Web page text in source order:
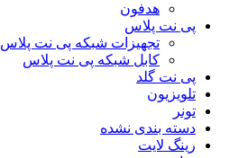
هدفون
پی نت پلاس
تجهیزات شبکه پی نت پلاس
کابل شبکه پی نت پلاس
پی نت گلد
تلویزیون
تونر
دسته بندی نشده
رینگ لایت